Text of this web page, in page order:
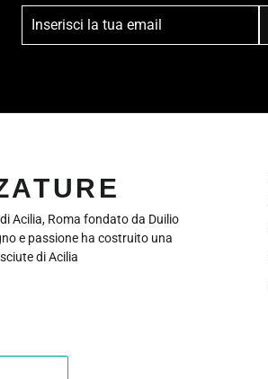
Acilia, Roma fondato da Duilio
e passione ha costruito una
di Acilia